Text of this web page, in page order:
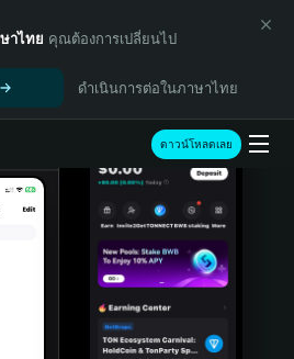
าไทย คุณต้องการเปลี่ยนไป
ดำเนินการต่อในภาษาไทย
ดาวน์โหลดเลย